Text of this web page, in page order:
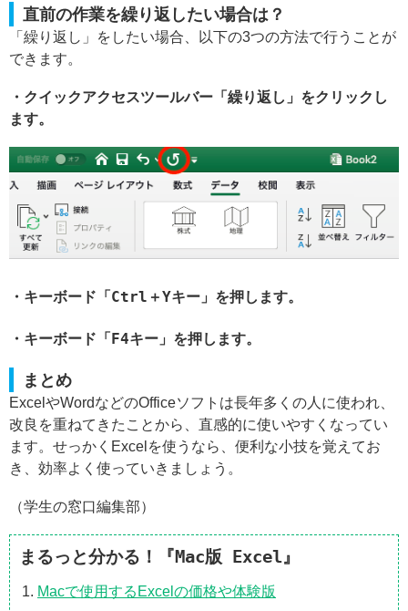
直前の作業を繰り返したい場合は？
「繰り返し」をしたい場合、以下の3つの方法で行うことが
できます。
・クイックアクセスツールバー「繰り返し」をクリックし
ます。
・キーボード「Ctrl＋Yキー」を押します。
・キーボード「F4キー」を押します。
まとめ
ExcelやWordなどのOfficeソフトは長年多くの人に使われ、
改良を重ねてきたことから、直感的に使いやすくなってい
ます。せっかくExcelを使うなら、便利な小技を覚えてお
き、効率よく使っていきましょう。
（学生の窓口編集部）
まるっと分かる！『Mac版 Excel』
Macで使用するExcelの価格や体験版